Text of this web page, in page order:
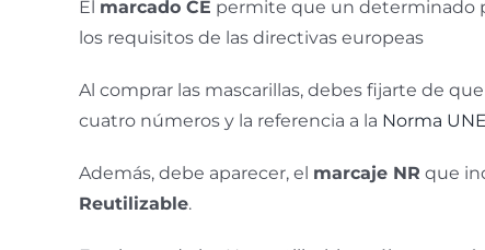
El marcado CE permite que un determinado
los requisitos de las directivas europeas
Al comprar las mascarillas, debes fijarte de
cuatro números y la referencia a la Norma
Además, debe aparecer, el marcaje NR que
Reutilizable.